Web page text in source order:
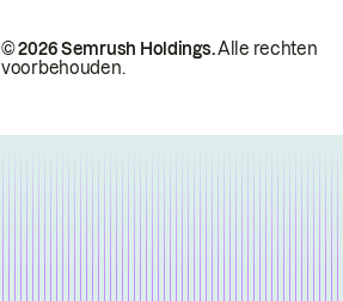
© 2026 Semrush Holdings.Alle rechten
voorbehouden.